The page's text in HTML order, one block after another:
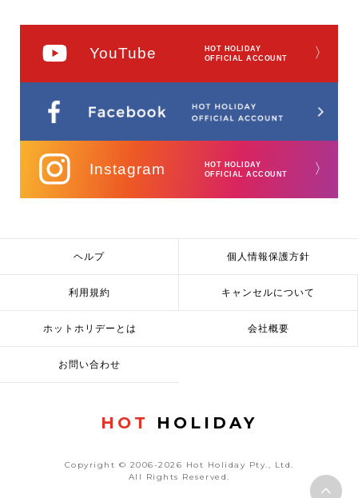
YouTube
HOT HOLIDAY
OFFICIAL ACCOUNT
〉
Instagram
HOT HOLIDAY
OFFICIAL ACCOUNT
〉
ヘルプ 個人情報保護方針
利用規約 キャンセルについて
ホットホリデーとは 会社概要
お問い合わせ
HOT HOLIDAY
Copyright © 2006-2026 Hot Holiday Pty., Ltd.
All Rights Reserved.